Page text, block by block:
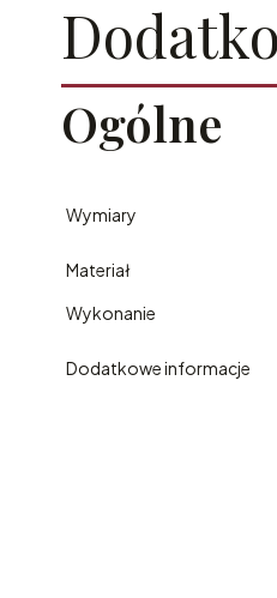
Ogólne
Wymiary
Materiał
Wykonanie
Dodatkowe informacje